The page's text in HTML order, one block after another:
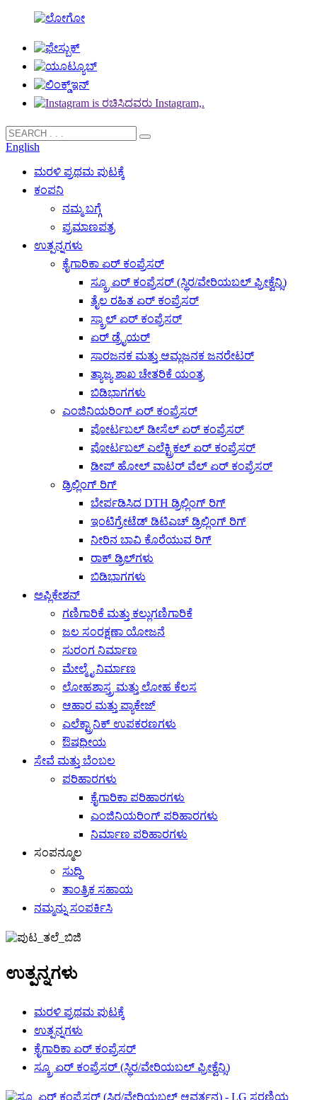
English
ಮರಳಿ ಪ್ರಥಮ ಪುಟಕ್ಕೆ
ಕಂಪನಿ
ನಮ್ಮ ಬಗ್ಗೆ
ಪ್ರಮಾಣಪತ್ರ
ಉತ್ಪನ್ನಗಳು
ಕೈಗಾರಿಕಾ ಏರ್ ಕಂಪ್ರೆಸರ್
ಸ್ಕ್ರೂ ಏರ್ ಕಂಪ್ರೆಸರ್ (ಸ್ಥಿರ/ವೇರಿಯಬಲ್ ಫ್ರೀಕ್ವೆನ್ಸಿ)
ತೈಲ ರಹಿತ ಏರ್ ಕಂಪ್ರೆಸರ್
ಸ್ಕ್ರಾಲ್ ಏರ್ ಕಂಪ್ರೆಸರ್
ಏರ್ ಡ್ರೈಯರ್
ಸಾರಜನಕ ಮತ್ತು ಆಮ್ಲಜನಕ ಜನರೇಟರ್
ತ್ಯಾಜ್ಯ ಶಾಖ ಚೇತರಿಕೆ ಯಂತ್ರ
ಬಿಡಿಭಾಗಗಳು
ಎಂಜಿನಿಯರಿಂಗ್ ಏರ್ ಕಂಪ್ರೆಸರ್
ಪೋರ್ಟಬಲ್ ಡೀಸೆಲ್ ಏರ್ ಕಂಪ್ರೆಸರ್
ಪೋರ್ಟಬಲ್ ಎಲೆಕ್ಟ್ರಿಕಲ್ ಏರ್ ಕಂಪ್ರೆಸರ್
ಡೀಪ್ ಹೋಲ್ ವಾಟರ್ ವೆಲ್ ಏರ್ ಕಂಪ್ರೆಸರ್
ಡ್ರಿಲ್ಲಿಂಗ್ ರಿಗ್
ಬೇರ್ಪಡಿಸಿದ DTH ಡ್ರಿಲ್ಲಿಂಗ್ ರಿಗ್
ಇಂಟಿಗ್ರೇಟೆಡ್ ಡಿಟಿಎಚ್ ಡ್ರಿಲ್ಲಿಂಗ್ ರಿಗ್
ನೀರಿನ ಬಾವಿ ಕೊರೆಯುವ ರಿಗ್
ರಾಕ್ ಡ್ರಿಲ್‌ಗಳು
ಬಿಡಿಭಾಗಗಳು
ಅಪ್ಲಿಕೇಶನ್
ಗಣಿಗಾರಿಕೆ ಮತ್ತು ಕಲ್ಲುಗಣಿಗಾರಿಕೆ
ಜಲ ಸಂರಕ್ಷಣಾ ಯೋಜನೆ
ಸುರಂಗ ನಿರ್ಮಾಣ
ಮೇಲ್ಮೈ ನಿರ್ಮಾಣ
ಲೋಹಶಾಸ್ತ್ರ ಮತ್ತು ಲೋಹ ಕೆಲಸ
ಆಹಾರ ಮತ್ತು ಪ್ಯಾಕೇಜ್
ಎಲೆಕ್ಟ್ರಾನಿಕ್ ಉಪಕರಣಗಳು
ಔಷಧೀಯ
ಸೇವೆ ಮತ್ತು ಬೆಂಬಲ
ಪರಿಹಾರಗಳು
ಕೈಗಾರಿಕಾ ಪರಿಹಾರಗಳು
ಎಂಜಿನಿಯರಿಂಗ್ ಪರಿಹಾರಗಳು
ನಿರ್ಮಾಣ ಪರಿಹಾರಗಳು
ಸಂಪನ್ಮೂಲ
ಸುದ್ದಿ
ತಾಂತ್ರಿಕ ಸಹಾಯ
ನಮ್ಮನ್ನು ಸಂಪರ್ಕಿಸಿ
ಉತ್ಪನ್ನಗಳು
ಮರಳಿ ಪ್ರಥಮ ಪುಟಕ್ಕೆ
ಉತ್ಪನ್ನಗಳು
ಕೈಗಾರಿಕಾ ಏರ್ ಕಂಪ್ರೆಸರ್
ಸ್ಕ್ರೂ ಏರ್ ಕಂಪ್ರೆಸರ್ (ಸ್ಥಿರ/ವೇರಿಯಬಲ್ ಫ್ರೀಕ್ವೆನ್ಸಿ)